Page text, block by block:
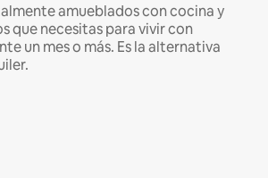
amueblados con cocina y
que necesitas para vivir con
un mes o más. Es la alternativa